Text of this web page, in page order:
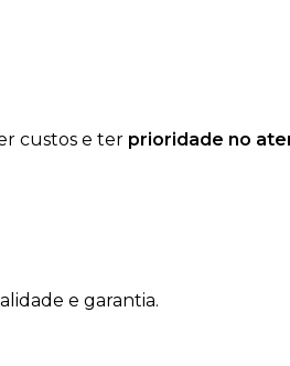
custos e ter prioridade no
e garantia.